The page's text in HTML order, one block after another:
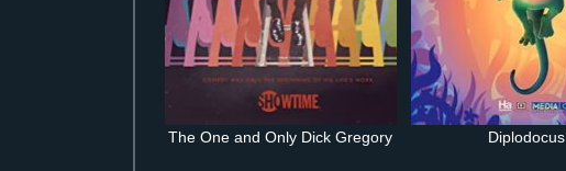
The One and Only Dick Gregory Diplodocus